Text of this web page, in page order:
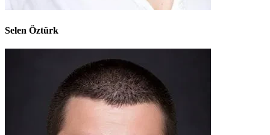
Selen Öztürk